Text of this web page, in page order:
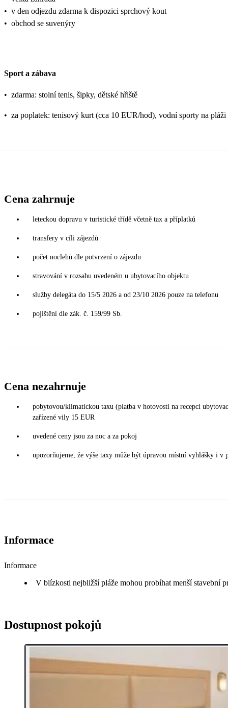
• v den odjezdu zdarma k dispozici sprchový kout
• obchod se suvenýry
Sport a zábava
• zdarma: stolní tenis, šipky, dětské hřiště
• za poplatek: tenisový kurt (cca 10 EUR/hod), vodní sporty na pláži
Cena zahrnuje
leteckou dopravu v turistické třídě včetně tax a příplatků
transfery v cíli zájezdů
počet noclehů dle potvrzení o zájezdu
stravování v rozsahu uvedeném u ubytovacího objektu
služby delegáta do 15/5 2026 a od 23/10 2026 pouze na telefonu
pojištění dle zák. č. 159/99 Sb.
Cena nezahrnuje
pobytovou/klimatickou taxu (platba v hotovosti na recepci
zařízené vily 15 EUR
uvedené ceny jsou za noc a za pokoj
upozorňujeme, že výše taxy může být úpravou místní vyhlášky i
Informace
Informace
V blízkosti nejbližší pláže mohou probíhat menší stavební
Dostupnost pokojů